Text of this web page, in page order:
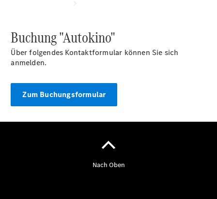
Serviceangebote
MüllerClassic
MüllerClassic
Buchung "Autokino"
Über folgendes Kontaktformular können Sie sich
anmelden.
Zum Buchungsformular